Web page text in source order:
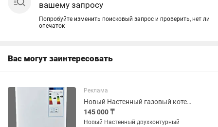
вашему запросу
Попробуйте изменить поисковый запрос и проверить, нет ли
опечаток
Вас могут заинтересовать
Реклама
Новый Настенный газовый котел РоссTherm на 140 квадратов
145 000 ₸
Новый Настенный двухконтурный